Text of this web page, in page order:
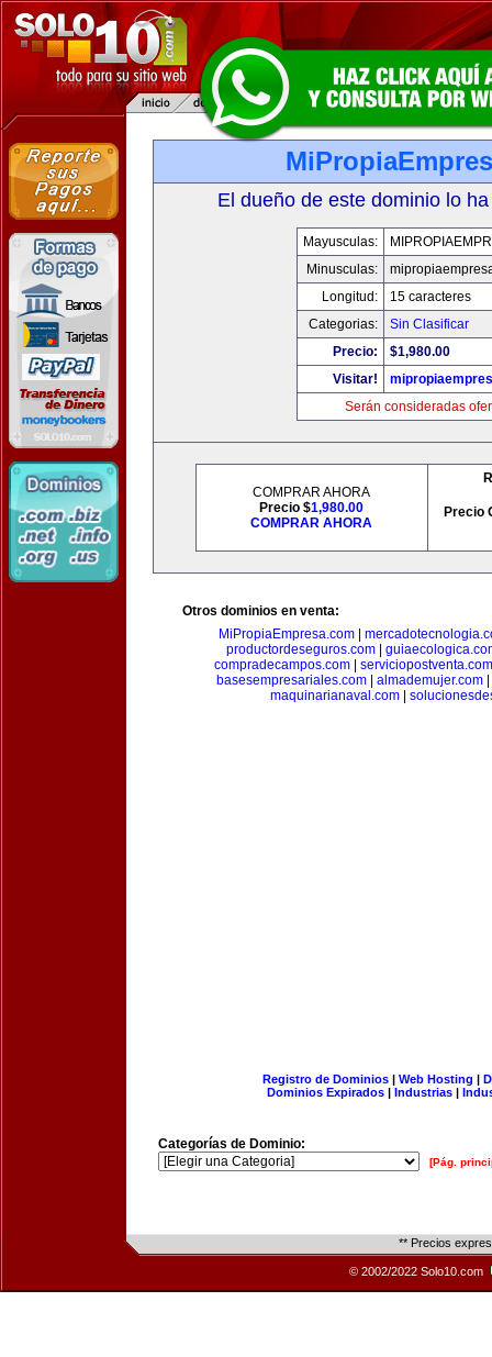
El dueño de este dominio lo
Mayusculas:
Minusculas:
Longitud:
15 caracteres
Categorias:
Sin Clasificar
Precio:
$1,980.00
Visitar!
Serán consideradas
COMPRAR AHORA
Precio $1,980.00
COMPRAR AHORA
Precio
Otros dominios en venta:
MiPropiaEmpresa.com
productordeseguros.com|
compradecampos.com| serviciopostventa.com
basesempresariales.com| almademujer.com|
maquinarianaval.com|
Registro de Dominios| Web Hosting |
Dominios Expirados | Industrias |
Categorías de Dominio:
[Pág.
** Precios
© 2002/2022 Solo10.com